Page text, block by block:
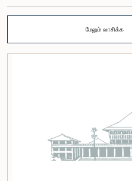
பங்கேற்புடன் திறந்த பாராளுமன்றக்
செயலமர்வு தொடர் ஏற்பாடு செய்யப்படுகின்றது.
மாவட்டத்தை பிரதிநிதித்துவப்படுத்தும்
இச்செயலமர்வு தொடருக்கான அபிவிருத்தி
Inclusive Impact) நிறுவனத்தின்
விரும்பும் கம்பஹா மாவட்டத்தைச் சேர்ந்த 18 –
தரப்பட்டுள்ள https://forms.gle/
படிவத்தை பூர்த்தி செய்து பதிவு செய்யுமாறு
மேலும் வாசிக்க